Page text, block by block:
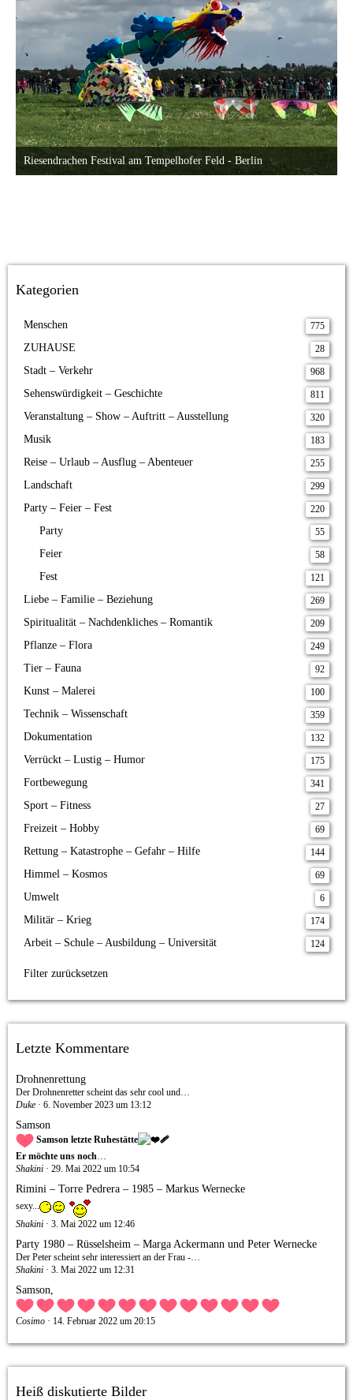
Riesendrachen Festival am Tempelhofer Feld - Berlin
18. September 2022 um 23:40
Kategorien
Menschen 775
ZUHAUSE 28
Stadt – Verkehr 968
Sehenswürdigkeit – Geschichte 811
Veranstaltung – Show – Auftritt – Ausstellung 320
Musik 183
Reise – Urlaub – Ausflug – Abenteuer 255
Landschaft 299
Party – Feier – Fest 220
Party 55
Feier 58
Fest 121
Liebe – Familie – Beziehung 269
Spiritualität – Nachdenkliches – Romantik 209
Pflanze – Flora 249
Tier – Fauna 92
Kunst – Malerei 100
Technik – Wissenschaft 359
Dokumentation 132
Verrückt – Lustig – Humor 175
Fortbewegung 341
Sport – Fitness 27
Freizeit – Hobby 69
Rettung – Katastrophe – Gefahr – Hilfe 144
Himmel – Kosmos 69
Umwelt 6
Militär – Krieg 174
Arbeit – Schule – Ausbildung – Universität 124
Filter zurücksetzen
Letzte Kommentare
Drohnenrettung
Der Drohnenretter scheint das sehr cool und…
Duke
6. November 2023 um 13:12
Samson
Samson letzte Ruhestätte
Er möchte uns noch…
Shakini
29. Mai 2022 um 10:54
Rimini – Torre Pedrera – 1985 – Markus Wernecke
sexy...
Shakini
3. Mai 2022 um 12:46
Party 1980 – Rüsselsheim – Marga Ackermann und Peter Wernecke
Der Peter scheint sehr interessiert an der Frau -…
Shakini
3. Mai 2022 um 12:31
Samson,
Cosimo 14. Februar 2022 um 20:15
Heiß diskutierte Bilder